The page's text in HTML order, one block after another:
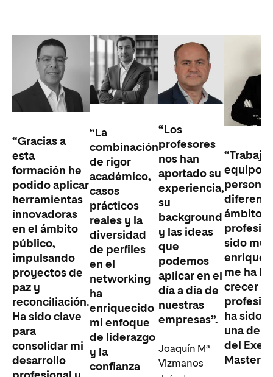
“Gracias a
esta
formación he
podido aplicar
herramientas
innovadoras
en el ámbito
público,
impulsando
proyectos de
paz y
reconciliación.
Ha sido clave
para
consolidar mi
desarrollo
“La
combinación
de rigor
académico,
casos
prácticos
reales y la
diversidad
de perfiles
en el
networking
ha
enriquecido
mi enfoque
de liderazgo
y la
confianza
“Los
profesores
nos han
aportado su
experiencia,
su
background
y las ideas
que
podemos
aplicar en el
día a día de
nuestras
empresas”.
Joaquín Mª
Vizmanos
equipo
ámbitos
sido muy
me ha
crecer
ha sido,
una de
del
Master”.